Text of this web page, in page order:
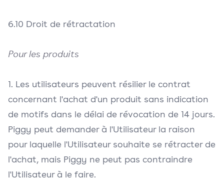
6.10 Droit de rétractation
Pour les produits
1. Les utilisateurs peuvent résilier le contrat
concernant l'achat d'un produit sans indication
de motifs dans le délai de révocation de 14 jours.
Piggy peut demander à l'Utilisateur la raison
pour laquelle l'Utilisateur souhaite se rétracter de
l'achat, mais Piggy ne peut pas contraindre
l'Utilisateur à le faire.